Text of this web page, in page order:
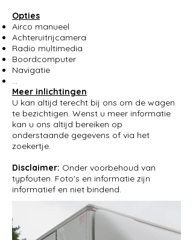
Opties
Airco manueel
Achteruitrijcamera
Radio multimedia
Boordcomputer
Navigatie
...
Meer inlichtingen
U kan altijd terecht bij ons om de wagen
te bezichtigen. Wenst u meer informatie
kan u ons altijd bereiken op
onderstaande gegevens of via het
zoekertje.
Disclaimer: Onder voorbehoud van
typfouten. Foto's en informatie zijn
informatief en niet bindend.